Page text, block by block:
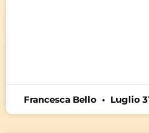
Francesca Bello Luglio